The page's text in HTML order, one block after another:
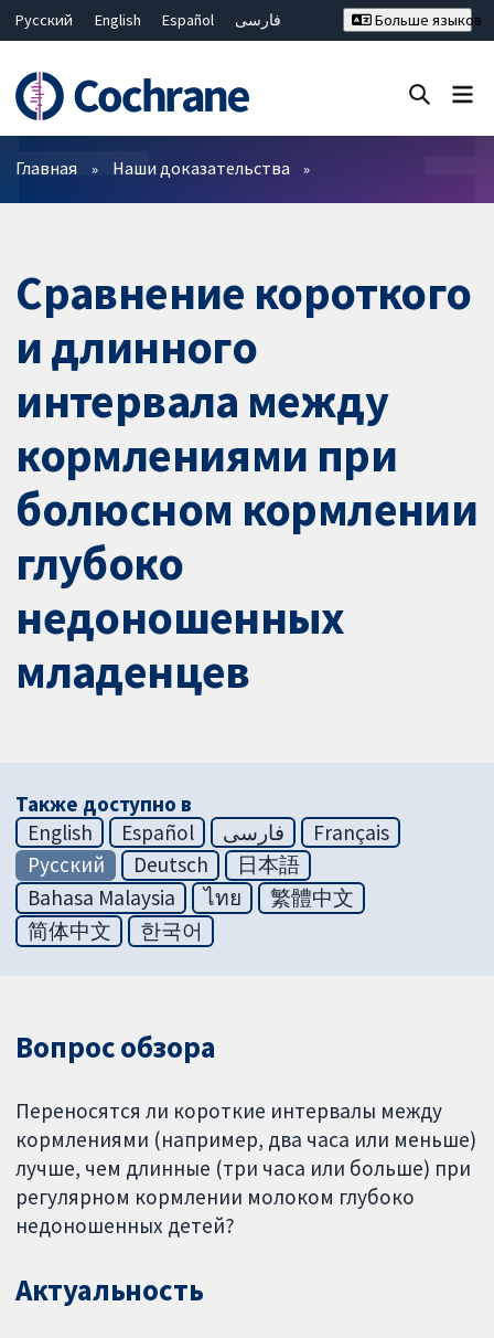
Русский English Español
فارسی
Bahasa Malaysia
ไทย
繁體中文
简体中文
Больше языков
Фильтры
Главная Наши доказательства
Сравнение короткого
и длинного
интервала между
кормлениями при
болюсном кормлении
глубоко
недоношенных
младенцев
Также доступно в
English
Español فارسی
Français
Русский
Deutsch
日本語
Bahasa Malaysia
ไทย
繁體中文
简体中文
한국어
Вопрос обзора
Переносятся ли короткие интервалы между
кормлениями (например, два часа или меньше)
лучше, чем длинные (три часа или больше) при
регулярном кормлении молоком глубоко
недоношенных детей?
Актуальность